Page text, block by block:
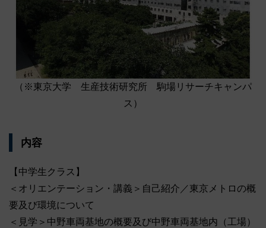
（※東京大学 生産技術研究所 駒場リサーチキャンパ
ス）
内容
【中学生クラス】
＜オリエンテーション・講義＞自己紹介／東京メトロの概
要及び環境について
＜見学＞中野車両基地の概要及び中野車両基地内（工場）